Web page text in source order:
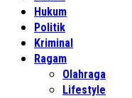
Hukum
Politik
Kriminal
Ragam
Olahraga
Lifestyle